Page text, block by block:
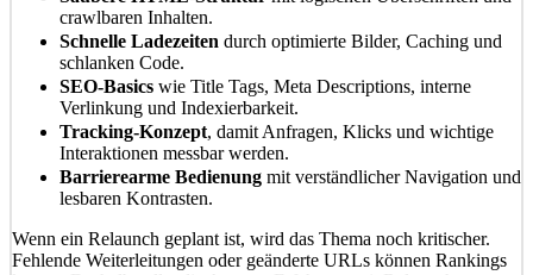
crawlbaren Inhalten.
Schnelle Ladezeiten durch optimierte Bilder, Caching und
schlanken Code.
SEO-Basics wie Title Tags, Meta Descriptions, interne
Verlinkung und Indexierbarkeit.
Tracking-Konzept, damit Anfragen, Klicks und wichtige
Interaktionen messbar werden.
Barrierearme Bedienung mit verständlicher Navigation und
lesbaren Kontrasten.
Wenn ein Relaunch geplant ist, wird das Thema noch kritischer.
Fehlende Weiterleitungen oder geänderte URLs können Rankings